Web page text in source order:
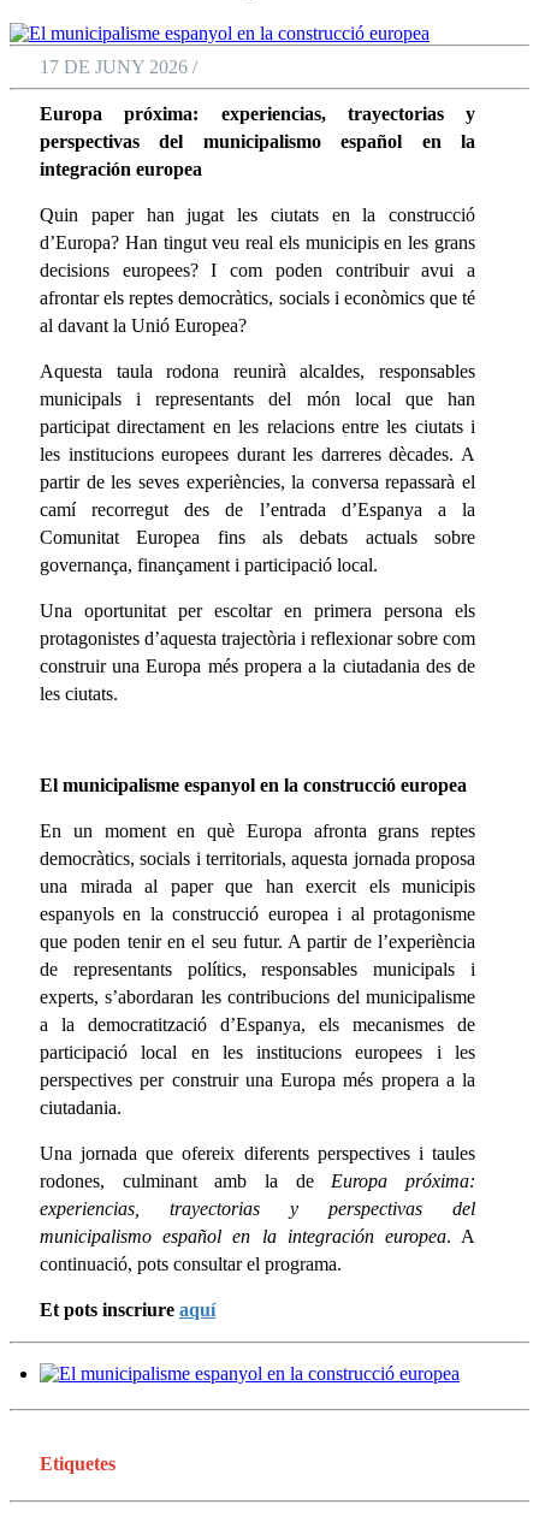
17 DE JUNY 2026 /
Europa próxima: experiencias, trayectorias y
perspectivas del municipalismo español en la
integración europea
Quin paper han jugat les ciutats en la construcció
d’Europa? Han tingut veu real els municipis en les grans
decisions europees? I com poden contribuir avui a
afrontar els reptes democràtics, socials i econòmics que té
al davant la Unió Europea?
Aquesta taula rodona reunirà alcaldes, responsables
municipals i representants del món local que han
participat directament en les relacions entre les ciutats i
les institucions europees durant les darreres dècades. A
partir de les seves experiències, la conversa repassarà el
camí recorregut des de l’entrada d’Espanya a la
Comunitat Europea fins als debats actuals sobre
governança, finançament i participació local.
Una oportunitat per escoltar en primera persona els
protagonistes d’aquesta trajectòria i reflexionar sobre com
construir una Europa més propera a la ciutadania des de
les ciutats.
El municipalisme espanyol en la construcció europea
En un moment en què Europa afronta grans reptes
democràtics, socials i territorials, aquesta jornada proposa
una mirada al paper que han exercit els municipis
espanyols en la construcció europea i al protagonisme
que poden tenir en el seu futur. A partir de l’experiència
de representants polítics, responsables municipals i
experts, s’abordaran les contribucions del municipalisme
a la democratització d’Espanya, els mecanismes de
participació local en les institucions europees i les
perspectives per construir una Europa més propera a la
ciutadania.
Una jornada que ofereix diferents perspectives i taules
rodones, culminant amb la de Europa próxima:
experiencias, trayectorias y perspectivas del
municipalismo español en la integración europea. A
continuació, pots consultar el programa.
Et pots inscriure aquí
Etiquetes